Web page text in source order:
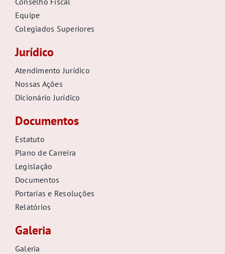
Equipe
Colegiados Superiores
Jurídico
Atendimento Jurídico
Nossas Ações
Dicionário Jurídico
Documentos
Estatuto
Plano de Carreira
Legislação
Documentos
Portarias e Resoluções
Relatórios
Galeria
Galeria